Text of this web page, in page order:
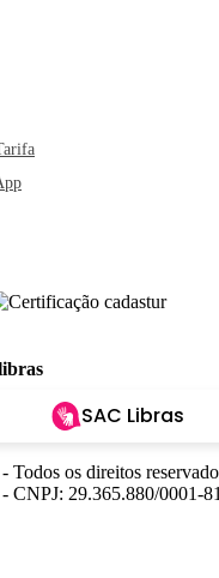
SAC Libras
os direitos
CNPJ: 29.365.880/0001-81